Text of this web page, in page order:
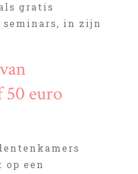
gratis
in zijn
50 euro
een